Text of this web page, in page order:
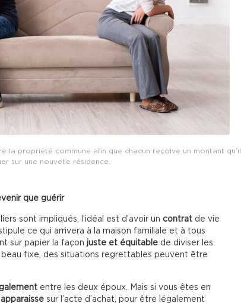
la propriété commune afin que chacun reçoive un montant qu’il
sur une nouvelle résidence.
que guérir
sont impliqués, l’idéal est d’avoir un contrat de vie
ce qui arrivera à la maison familiale et à tous
sur papier la façon juste et équitable de diviser les
beau fixe, des situations regrettables peuvent être
entre les deux époux. Mais si vous êtes en
sur l’acte d’achat, pour être légalement